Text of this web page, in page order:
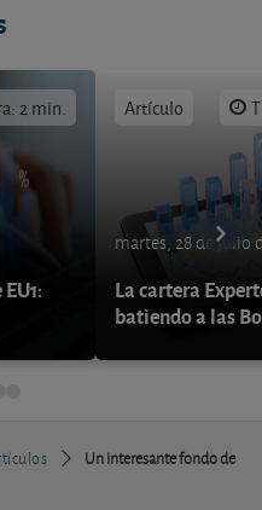
2 min. Artículo
martes, 28 de julio
La cartera
batiendo a las
Un interesante fondo de